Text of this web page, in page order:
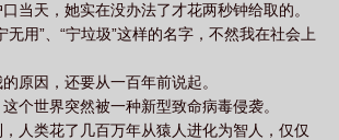
当天，她实在没办法了才花两秒钟给取的。
无用”、“宁垃圾”这样的名字，不然我在社会上
原因，还要从一百年前说起。
个世界突然被一种新型致命病毒侵袭。
人类花了几百万年从猿人进化为智人，仅仅